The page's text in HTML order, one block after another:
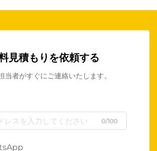
見積もりを依頼する
当者がすぐにご連絡いたします。
0/100